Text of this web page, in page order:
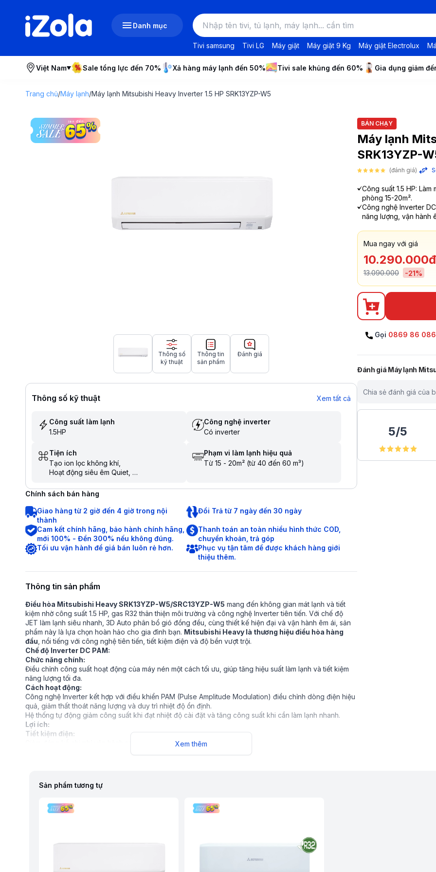
Danh mục
Tivi samsung Tivi LG Máy giặt Máy giặt 9 Kg Máy giặt Electrolux
Việt Nam Sale tổng lực đến 70% Xả hàng máy lạnh đến 50% Tivi sale khủng đến 60% Gia dụng giảm
Trang chủ/Máy lạnh/Máy lạnh Mitsubishi Heavy Inverter 1.5 HP SRK13YZP-W5
Thông số
kỹ thuật
Thông tin
sản phẩm
Đánh giá
Thông số kỹ thuật Xem tất cả
Công suất làm lạnh
1.5HP
Công nghệ inverter
Có inverter
Tiện ích
Tạo ion lọc không khí
Hoạt động siêu êm Quiet
Tự khởi động lại khi có điện
Hẹn giờ bật tắt máy
Chức năng tự làm sạch
Dàn nóng có lớp phủ chống ăn mòn
Chức năng tự chẩn đoán lỗi
Chức năng khóa an toàn cho trẻ em
Làm lạnh nhanh trong tích tắc khi mới bật
Phạm vi làm lạnh hiệu quả
Từ 15 - 20m² (từ 40 đến 60 m³)
Chính sách bán hàng
Giao hàng từ 2 giờ đến 4 giờ trong nội
thành
Đổi Trả từ 7 ngày đến 30 ngày
Cam kết chính hãng, bảo hành chính hãng,
mới 100% - Đền 300% nếu không đúng.
Thanh toán an toàn nhiều hình thức COD,
chuyển khoản, trả góp
Tối ưu vận hành để giá bán luôn rẻ hơn.
Phục vụ tận tâm để được khách hàng giới
thiệu thêm.
Thông tin sản phẩm
Điều hòa Mitsubishi Heavy SRK13YZP-W5/SRC13YZP-W5 mang đến không gian mát lạnh và tiết
kiệm nhờ công suất 1.5 HP, gas R32 thân thiện môi trường và công nghệ Inverter tiên tiến. Với chế độ
JET làm lạnh siêu nhanh, 3D Auto phân bổ gió đồng đều, cùng thiết kế hiện đại và vận hành êm ái, sản
phẩm này là lựa chọn hoàn hảo cho gia đình bạn. Mitsubishi Heavy là thương hiệu điều hòa hàng
đầu , nổi tiếng với công nghệ tiên tiến, tiết kiệm điện và độ bền vượt trội.
Chế độ Inverter DC PAM:
Chức năng chính:
Điều chỉnh công suất hoạt động của máy nén một cách tối ưu, giúp tăng hiệu suất làm lạnh và tiết kiệm
năng lượng tối đa.
Cách hoạt động:
Công nghệ Inverter kết hợp với điều khiển PAM (Pulse Amplitude Modulation) điều chỉnh dòng điện hiệu
quả, giảm thất thoát năng lượng và duy trì nhiệt độ ổn định.
Hệ thống tự động giảm công suất khi đạt nhiệt độ cài đặt và tăng công suất khi cần làm lạnh nhanh.
Lợi ích:
Tiết kiệm điện:
Giảm đáng kể chi phí vận hành so với điều hòa thông thường.
Giảm hao mòn động cơ, kéo dài tuổi thọ điều hòa.
Điểm nổi bật:
Xem thêm
BÁN CHẠY
Máy lạnh
SRK13YZP-
(đánh giá)
Công suất 1.5 HP: Làm
phòng 15-20m².
Công nghệ Inverter
năng lượng, vận hành
Mua ngay với giá
10.290.000đ
13.090.000 -21%
Gọi 0869 86
Đánh giá Máy lạnh
Chia sẻ đánh giá của
5/5
Sản phẩm tương tự